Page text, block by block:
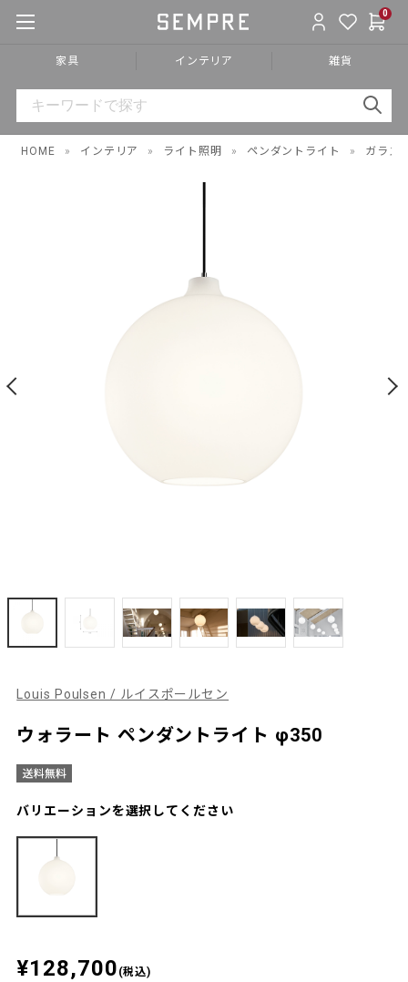
0
家具 インテリア 雑貨
HOME » インテリア » ライト照明 » ペンダントライト » ガラス
Louis Poulsen / ルイスポールセン
ウォラート ペンダントライト φ350
バリエーションを選択してください
¥128,700 (税込)